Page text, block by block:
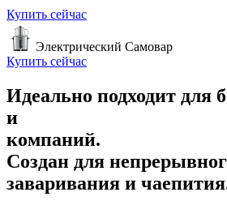
Купить сейчас
Электрический Самовар
Купить сейчас
Идеально подходит для
и
компаний.
Создан для
заваривания и